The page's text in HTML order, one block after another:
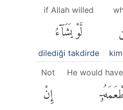
if Allah willed
لَّوْ يَشَآءُ
dilediği takdirde
He would
Not
إِنْ